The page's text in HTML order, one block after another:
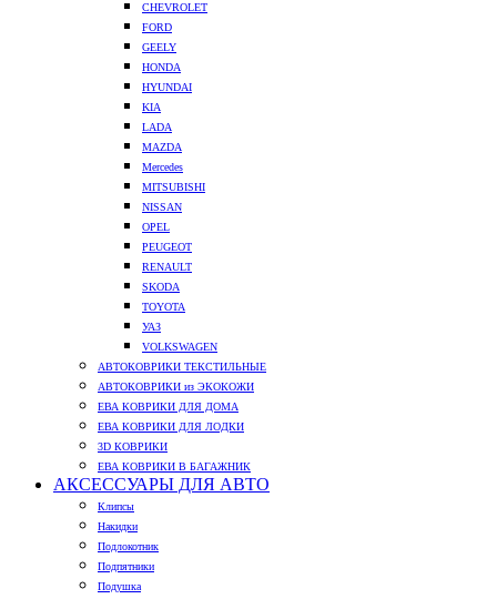
CHEVROLET
FORD
GEELY
HONDA
HYUNDAI
KIA
LADA
MAZDA
Mercedes
MITSUBISHI
NISSAN
OPEL
PEUGEOT
RENAULT
SKODA
TOYOTA
УАЗ
VOLKSWAGEN
АВТОКОВРИКИ ТЕКСТИЛЬНЫЕ
АВТОКОВРИКИ из ЭКОКОЖИ
ЕВА КОВРИКИ ДЛЯ ДОМА
ЕВА КОВРИКИ ДЛЯ ЛОДКИ
3D КОВРИКИ
ЕВА КОВРИКИ В БАГАЖНИК
АКСЕССУАРЫ ДЛЯ АВТО
Клипсы
Накидки
Подлокотник
Подпятники
Подушка